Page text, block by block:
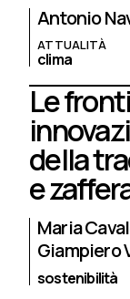
Antonio
ATTUALITÀ
clima
Le
della
e
Maria
Giampiero
sostenibilità